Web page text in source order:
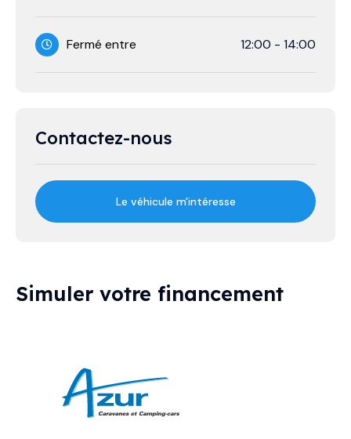
Fermé entre 12:00 - 14:00
Contactez-nous
Le véhicule m'intéresse
Simuler votre financement